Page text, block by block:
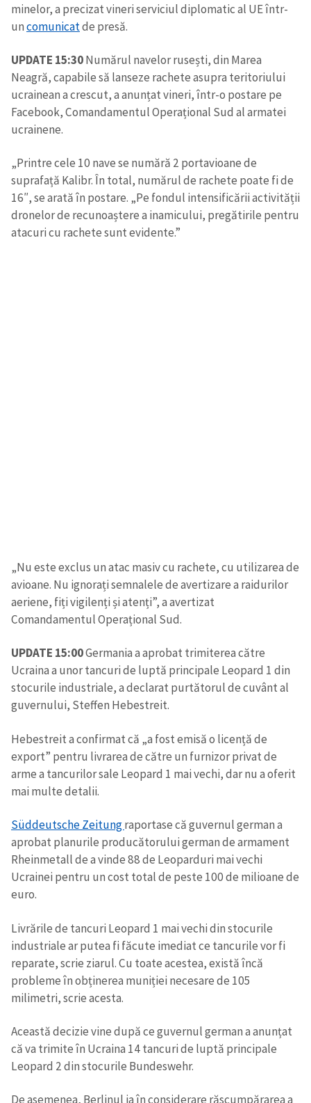
minelor, a precizat vineri serviciul diplomatic al UE într-
uncomunicatde presă.
UPDATE 15:30Numărul navelor rusești, din Marea
Neagră, capabile să lanseze rachete asupra teritoriului
ucrainean a crescut, a anunțat vineri, într-o postare pe
Facebook, Comandamentul Operațional Sud al armatei
ucrainene.
„Printre cele 10 nave se numără 2 portavioane de
suprafață Kalibr. În total, numărul de rachete poate fi de
16″, se arată în postare. „Pe fondul intensificării activității
dronelor de recunoaștere a inamicului, pregătirile pentru
atacuri cu rachete sunt evidente.”
„Nu este exclus un atac masiv cu rachete, cu utilizarea de
avioane. Nu ignorați semnalele de avertizare a raidurilor
aeriene, fiți vigilenți și atenți”, a avertizat
Comandamentul Operațional Sud.
UPDATE 15:00Germania a aprobat trimiterea către
Ucraina a unor tancuri de luptă principale Leopard 1 din
stocurile industriale, a declarat purtătorul de cuvânt al
guvernului, Steffen Hebestreit.
Hebestreit a confirmat că „a fost emisă o licență de
export” pentru livrarea de către un furnizor privat de
arme a tancurilor sale Leopard 1 mai vechi, dar nu a oferit
mai multe detalii.
Süddeutsche Zeitungraportase că guvernul german a
aprobat planurile producătorului german de armament
Rheinmetall de a vinde 88 de Leoparduri mai vechi
Ucrainei pentru un cost total de peste 100 de milioane de
euro.
Livrările de tancuri Leopard 1 mai vechi din stocurile
industriale ar putea fi făcute imediat ce tancurile vor fi
reparate, scrie ziarul. Cu toate acestea, există încă
probleme în obținerea muniției necesare de 105
milimetri, scrie acesta.
Această decizie vine după ce guvernul german a anunțat
că va trimite în Ucraina 14 tancuri de luptă principale
Leopard 2 din stocurile Bundeswehr.
De asemenea, Berlinul ia în considerare răscumpărarea a
Titlu știre+ Adaugă titlu
Fotografie
+ Încarcă imagine